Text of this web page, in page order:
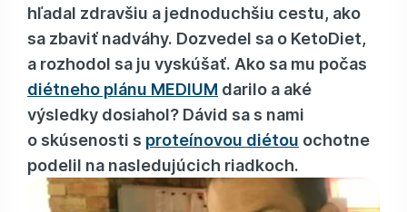
hľadal zdravšiu a jednoduchšiu cestu, ako
sa zbaviť nadváhy. Dozvedel sa o KetoDiet,
a rozhodol sa ju vyskúšať. Ako sa mu počas
diétneho plánu MEDIUM darilo a aké
výsledky dosiahol? Dávid sa s nami
o skúsenosti s proteínovou diétou ochotne
podelil na nasledujúcich riadkoch.